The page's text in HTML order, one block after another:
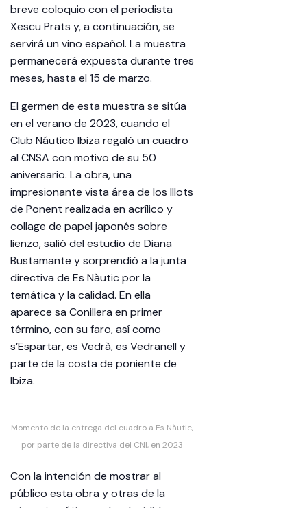
breve coloquio con el periodista
Xescu Prats y, a continuación, se
servirá un vino español. La muestra
permanecerá expuesta durante tres
meses, hasta el 15 de marzo.
El germen de esta muestra se sitúa
en el verano de 2023, cuando el
Club Náutico Ibiza regaló un cuadro
al CNSA con motivo de su 50
aniversario. La obra, una
impresionante vista área de los Illots
de Ponent realizada en acrílico y
collage de papel japonés sobre
lienzo, salió del estudio de Diana
Bustamante y sorprendió a la junta
directiva de Es Nàutic por la
temática y la calidad. En ella
aparece sa Conillera en primer
término, con su faro, así como
s’Espartar, es Vedrà, es Vedranell y
parte de la costa de poniente de
Ibiza.
Momento de la entrega del cuadro a Es Nàutic,
por parte de la directiva del CNI, en 2023
Con la intención de mostrar al
público esta obra y otras de la